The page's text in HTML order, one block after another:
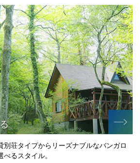
別荘タイプからリーズナブルなバンガロ
るスタイル。